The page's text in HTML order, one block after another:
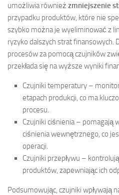
umożliwia również zmniejszenie
przypadku produktów, które nie
szybko można je wyeliminować z
ryzyko dalszych strat finansowych.
procesów za pomocą czujników
przekłada się na wyższe wyniki
Czujniki temperatury –
etapach produkcji, co ma
procesu.
Czujniki ciśnienia – pomagają
ciśnienia wewnętrznego, co
operacji.
Czujniki przepływu –
produktów, zapewniając ich
Podsumowując, czujniki wpływają